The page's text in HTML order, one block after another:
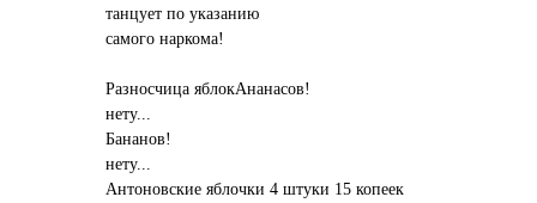
танцует по указанию
самого наркома!
Разносчица яблокАнанасов!
нету...
Бананов!
нету...
Антоновские яблочки 4 штуки 15 копеек